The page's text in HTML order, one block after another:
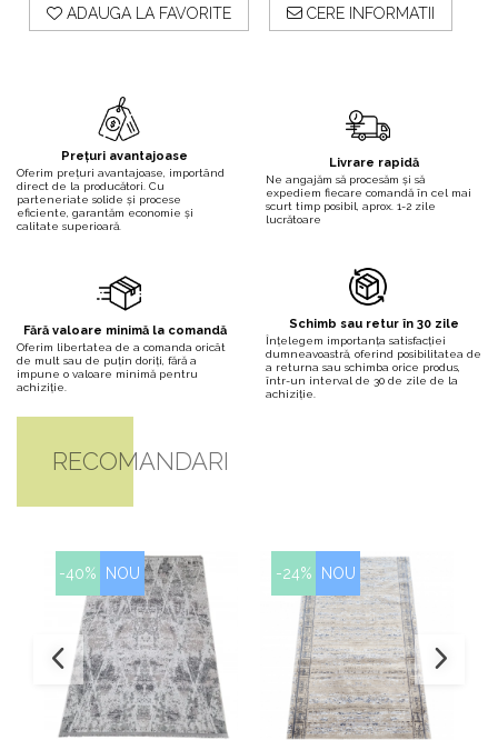
ADAUGA LA FAVORITE CERE INFORMATII
Prețuri avantajoase
Oferim prețuri avantajoase, importând
direct de la producători. Cu
parteneriate solide și procese
eficiente, garantăm economie și
calitate superioară.
Livrare rapidă
Ne angajăm să procesăm și să
expediem fiecare comandă în cel mai
scurt timp posibil, aprox. 1-2 zile
lucrătoare
Fără valoare minimă la comandă
Oferim libertatea de a comanda oricât
de mult sau de puțin doriți, fără a
impune o valoare minimă pentru
achiziție.
Schimb sau retur în 30 zile
Înțelegem importanța satisfacției
dumneavoastră, oferind posibilitatea de
a returna sau schimba orice produs,
într-un interval de 30 de zile de la
achiziție.
RECOMANDARI
-40% NOU -24% NOU